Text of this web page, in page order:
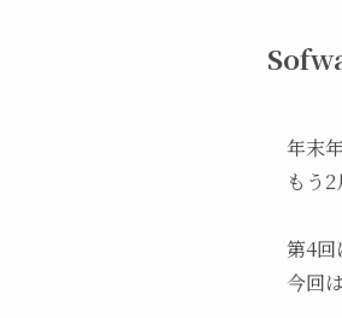
年末
もう
第4回
今回